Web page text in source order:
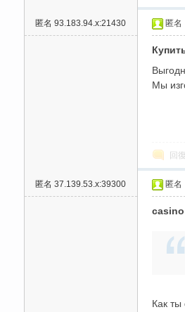
碑
匿名 93.183.94.x:21430 匿名
Мы
回復
匿名 37.139.53.x:39300 匿名
Как ты